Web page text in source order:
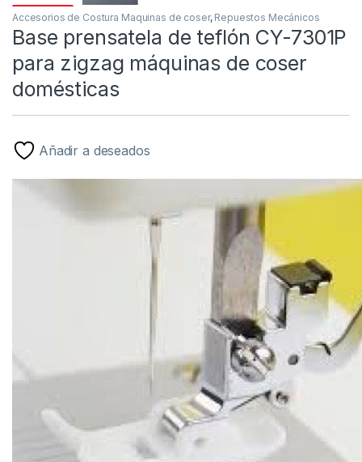
Accesorios de Costura Maquinas de coser, Repuestos Mecánicos
Base prensatela de teflón CY-7301P
para zigzag máquinas de coser
domésticas
Añadir a deseados